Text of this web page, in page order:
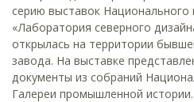
серию выставок Национального
«Лаборатория северного
открылась на территории
завода. На выставке
документы из собраний
Галереи промышленной истории.